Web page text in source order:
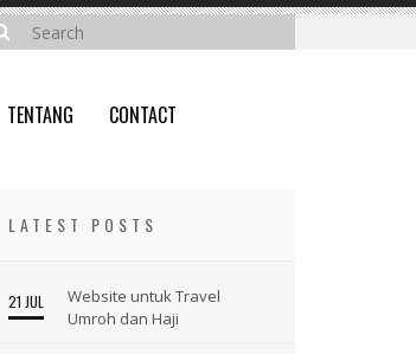
TENTANG CONTACT
LATEST POSTS
21 JUL
Website untuk Travel
Umroh dan Haji